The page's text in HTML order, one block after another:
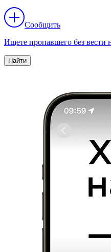
Сообщить
Ищете пропавшего без вести
Найти